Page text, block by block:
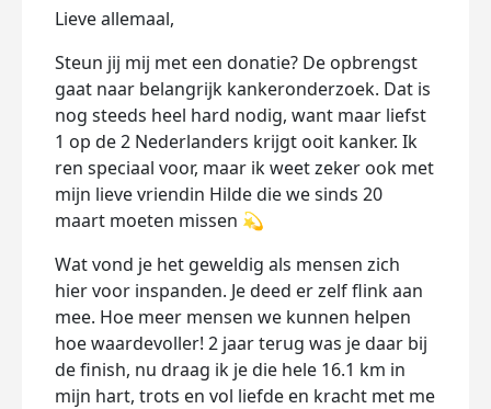
Lieve allemaal,
Steun jij mij met een donatie? De opbrengst
gaat naar belangrijk kankeronderzoek. Dat is
nog steeds heel hard nodig, want maar liefst
1 op de 2 Nederlanders krijgt ooit kanker. Ik
ren speciaal voor, maar ik weet zeker ook met
mijn lieve vriendin Hilde die we sinds 20
maart moeten missen 💫
Wat vond je het geweldig als mensen zich
hier voor inspanden. Je deed er zelf flink aan
mee. Hoe meer mensen we kunnen helpen
hoe waardevoller! 2 jaar terug was je daar bij
de finish, nu draag ik je die hele 16.1 km in
mijn hart, trots en vol liefde en kracht met me